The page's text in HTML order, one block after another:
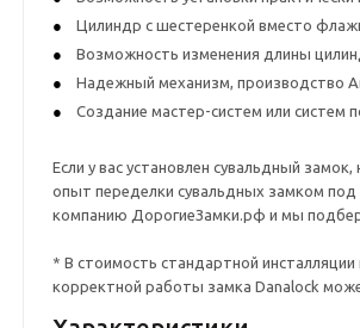
Цилиндр с шестеренкой вместо
Возможность изменения длины
Надежный механизм, производство
Создание мастер-систем или систем
Если у вас установлен сувальдный
опыт переделки сувальдных замком
компанию ДорогиеЗамки.рф и мы
* В стоимость стандартной
корректной работы замка Danalock